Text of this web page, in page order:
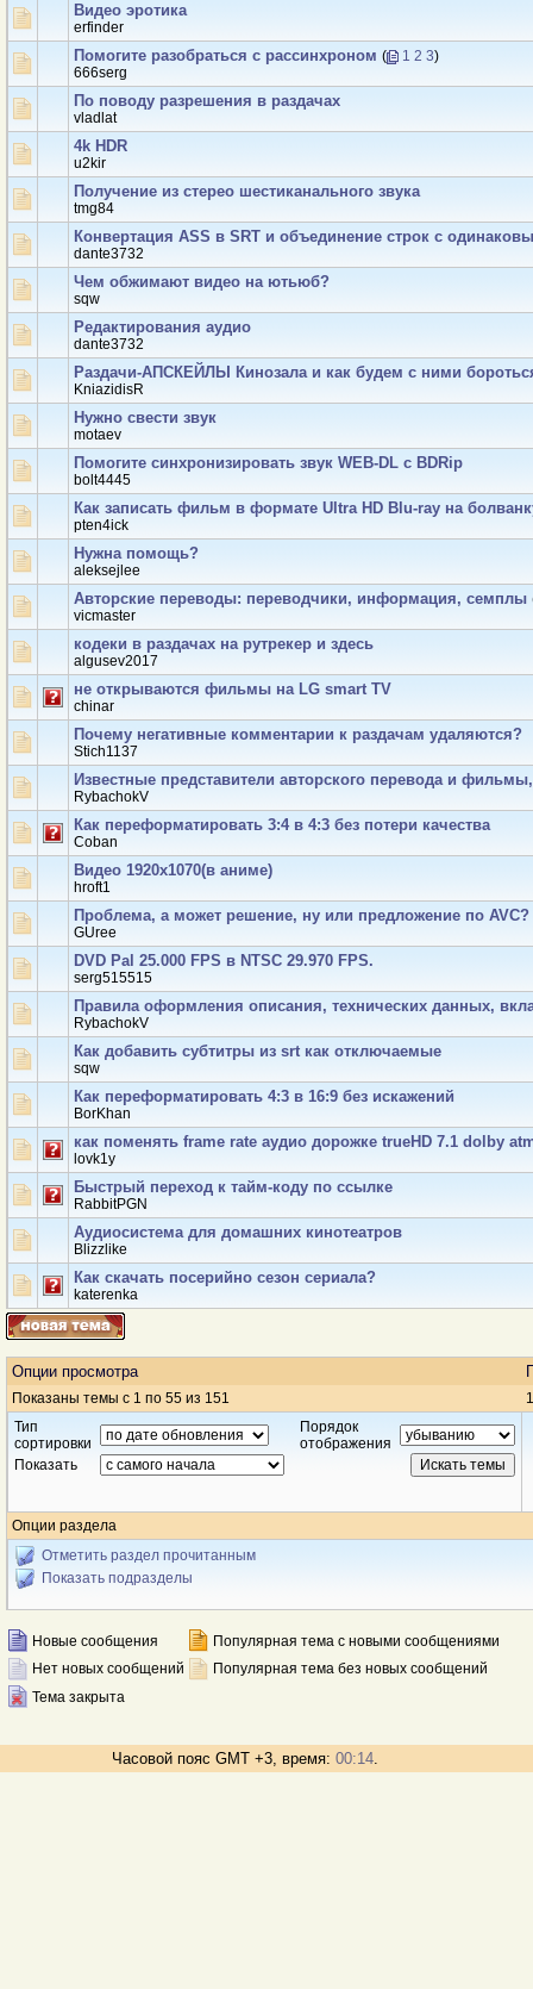
Видео эротика
erfinder
Помогите разобраться с рассинхроном ( 1 2 3)
666serg
По поводу разрешения в раздачах
vladlat
4k HDR
u2kir
Получение из стерео шестиканального звука
tmg84
Конвертация ASS в SRT и объединение строк с
dante3732
Чем обжимают видео на ютьюб?
sqw
Редактирования аудио
dante3732
Раздачи-АПСКЕЙЛЫ Кинозала и как будем с ними
KniazidisR
Нужно свести звук
motaev
Помогите синхронизировать звук WEB-DL с BDRip
bolt4445
Как записать фильм в формате Ultra HD Blu-ray на
pten4ick
Нужна помощь?
aleksejlee
Авторские переводы: переводчики, информация, семплы
vicmaster
кодеки в раздачах на рутрекер и здесь
algusev2017
не открываются фильмы на LG smart TV
chinar
Почему негативные комментарии к раздачам удаляются?
Stich1137
Известные представители авторского перевода и
RybachokV
Как переформатировать 3:4 в 4:3 без потери качества
Coban
Видео 1920x1070(в аниме)
hroft1
Проблема, а может решение, ну или предложение по AVC?
GUree
DVD Pal 25.000 FPS в NTSC 29.970 FPS.
serg515515
Правила оформления описания, технических данных,
RybachokV
Как добавить субтитры из srt как отключаемые
sqw
Как переформатировать 4:3 в 16:9 без искажений
BorKhan
как поменять frame rate аудио дорожке trueHD 7.1 dolby
lovk1y
Быстрый переход к тайм-коду по ссылке
RabbitPGN
Аудиосистема для домашних кинотеатров
Blizzlike
Как скачать посерийно сезон сериала?
katerenka
Опции просмотра
Показаны темы с 1 по 55 из 151
Тип
сортировки
Порядок
отображения
Показать
Опции раздела
Отметить раздел прочитанным
Показать подразделы
Новые сообщения
Популярная тема с новыми сообщениями
Нет новых сообщений
Популярная тема без новых сообщений
Тема закрыта
Часовой пояс GMT +3, время: 00:14.